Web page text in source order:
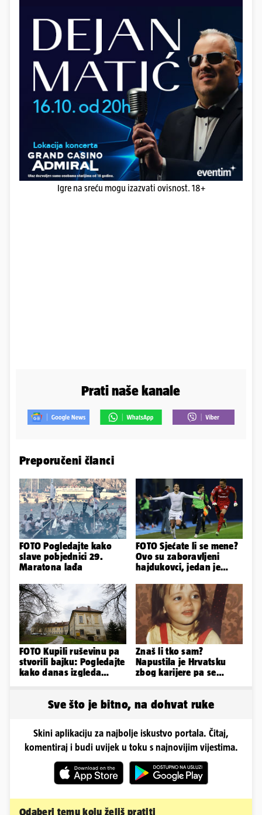
Igre na sreću mogu izazvati ovisnost. 18+
Prati naše kanale
Preporučeni članci
FOTO Pogledajte kako
slave pobjednici 29.
Maratona lađa
FOTO Sjećate li se mene?
Ovo su zaboravljeni
hajdukovci, jedan je
FOTO Kupili ruševinu pa
stvorili bajku: Pogledajte
kako danas izgleda
Znaš li tko sam?
Napustila je Hrvatsku
zbog karijere pa se
Sve što je bitno, na dohvat ruke
Skini aplikaciju za najbolje iskustvo portala. Čitaj,
komentiraj i budi uvijek u toku s najnovijim vijestima.
Odaberi temu koju želiš pratiti